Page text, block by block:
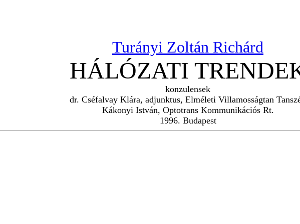
Turányi Zoltán Richárd
HÁLÓZATI
konzulensek
dr. Cséfalvay Klára, adjunktus, Elméleti Villamosságtan
Kákonyi István, Optotrans Kommunikációs Rt.
1996. Budapest